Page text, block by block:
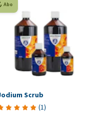
Abo
Scrub
(1)